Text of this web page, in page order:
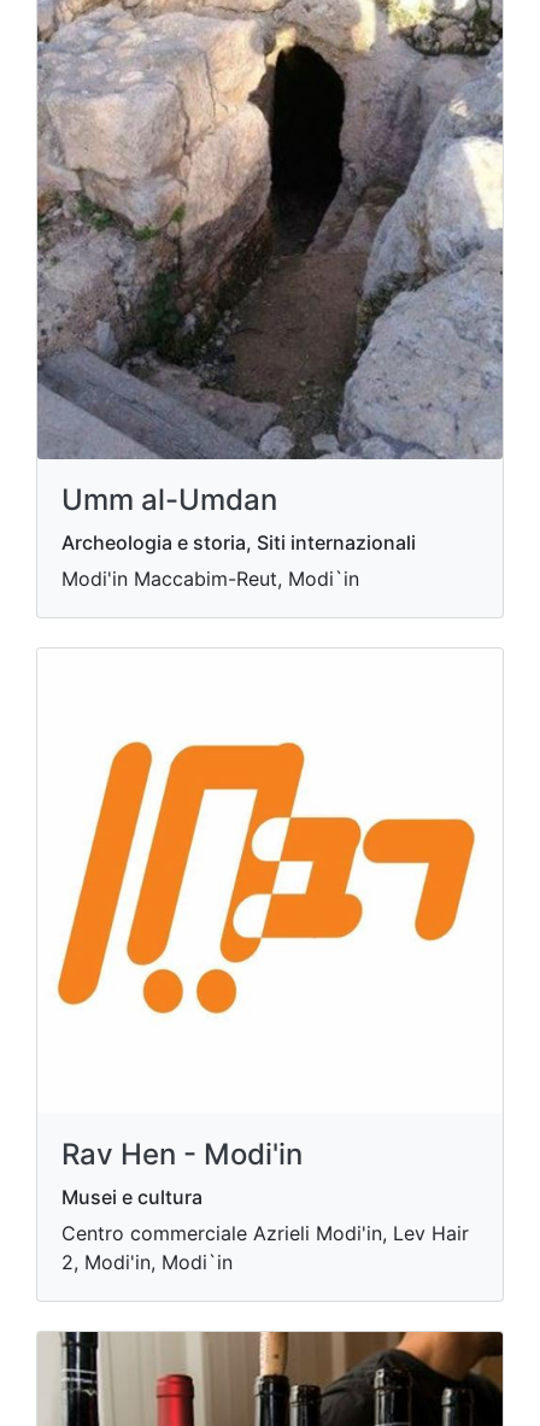
Umm al-Umdan
Archeologia e storia, Siti internazionali
Modi'in Maccabim-Reut, Modi`in
Rav Hen - Modi'in
Musei e cultura
Centro commerciale Azrieli Modi'in, Lev Hair
2, Modi'in, Modi`in